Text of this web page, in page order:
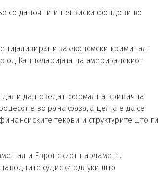
со даночни и пензиски фондови во
за економски криминал:
од Канцеларијата на американскиот
дали да поведат формална кривична
е во рана фаза, а целта е да се
текови и структурите што ги
и Европскиот парламент.
судиски одлуки што